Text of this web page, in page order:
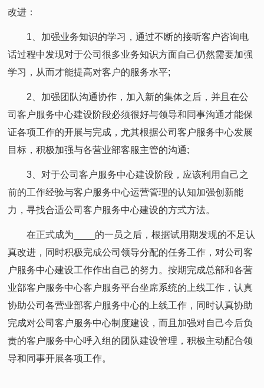
改进：
1、加强业务知识的学习，通过不断的接听客户咨询电
话过程中发现对于公司很多业务知识方面自己仍然需要加强
学习，从而才能提高对客户的服务水平;
2、加强团队沟通协作，加入新的集体之后，并且在公
司客户服务中心建设阶段必须很好与领导和同事沟通才能保
证各项工作的开展与完成，尤其根据公司客户服务中心发展
目标，积极加强与各营业部客服主管的沟通;
3、对于公司客户服务中心建设阶段，应该利用自己之
前的工作经验与客户服务中心运营管理的认知加强创新能
力，寻找合适公司客户服务中心建设的方式方法。
在正式成为____的一员之后，根据试用期发现的不足认
真改进，同时积极完成公司领导分配的任务工作，对公司客
户服务中心建设工作作出自己的努力。按期完成总部和各营
业部客户服务中心客户服务平台坐席系统的上线工作，认真
协助公司各营业部客户服务中心的上线工作，同时认真协助
完成对公司客户服务中心制度建设，而且加强对自己今后负
责的客户服务中心呼入组的团队建设管理，积极主动配合领
导和同事开展各项工作。